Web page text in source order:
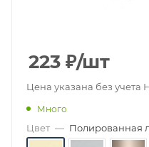
223 ₽/шт
Цена указана без учета
Много
Цвет — Полированная